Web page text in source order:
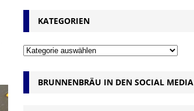
KATEGORIEN
BRUNNENBRÄU IN DEN SOCIAL MEDIA